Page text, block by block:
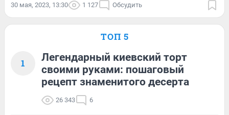
30 мая, 2023, 13:30 1 127 Обсудить
ТОП 5
1
Легендарный киевский торт
своими руками: пошаговый
рецепт знаменитого десерта
26 343 6